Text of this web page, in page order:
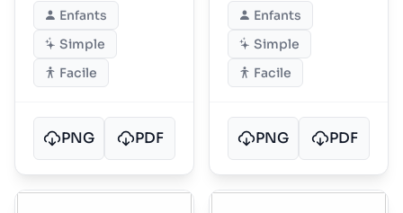
Enfants
Simple
Facile
PNG PDF
Enfants
Simple
Facile
PNG PDF